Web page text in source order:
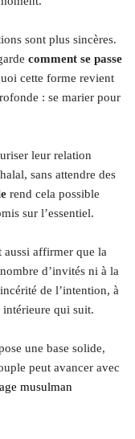
sont plus sincères.
comment se passe
cette forme revient
: se marier pour
leur relation
sans attendre des
rend cela possible
sur l’essentiel.
aussi affirmer que la
d’invités ni à la
de l’intention, à
intérieure qui suit.
une base solide,
peut avancer avec
musulman